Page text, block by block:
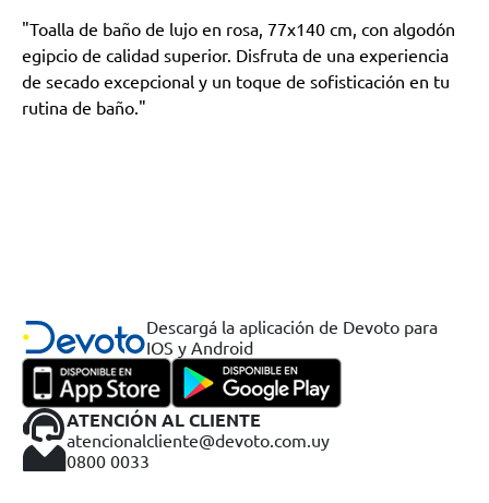
"Toalla de baño de lujo en rosa, 77x140 cm, con algodón
egipcio de calidad superior. Disfruta de una experiencia
de secado excepcional y un toque de sofisticación en tu
rutina de baño."
Descargá la aplicación de Devoto para
IOS y Android
ATENCIÓN AL CLIENTE
atencionalcliente@devoto.com.uy
0800 0033